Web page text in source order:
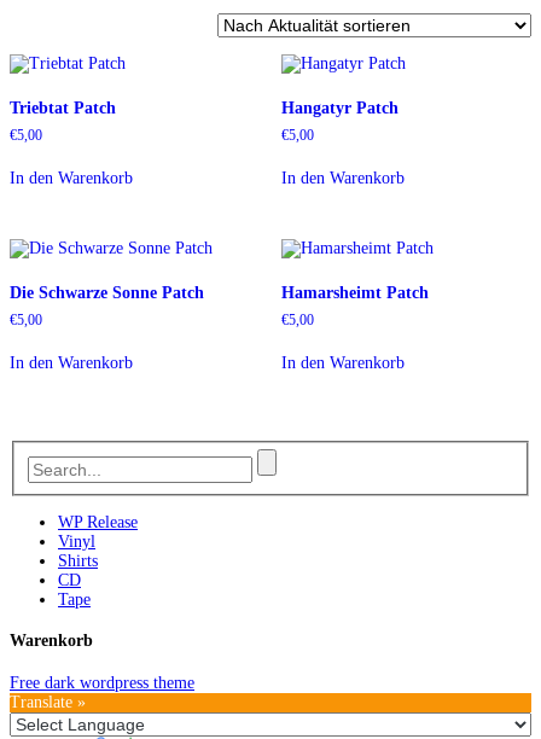
sortiert
Triebtat Patch
€5,00
In den Warenkorb
Hangatyr Patch
€5,00
In den Warenkorb
Die Schwarze Sonne Patch
€5,00
In den Warenkorb
Hamarsheimt Patch
€5,00
In den Warenkorb
WP Release
Vinyl
Shirts
CD
Tape
Warenkorb
Free dark wordpress theme
Translate »